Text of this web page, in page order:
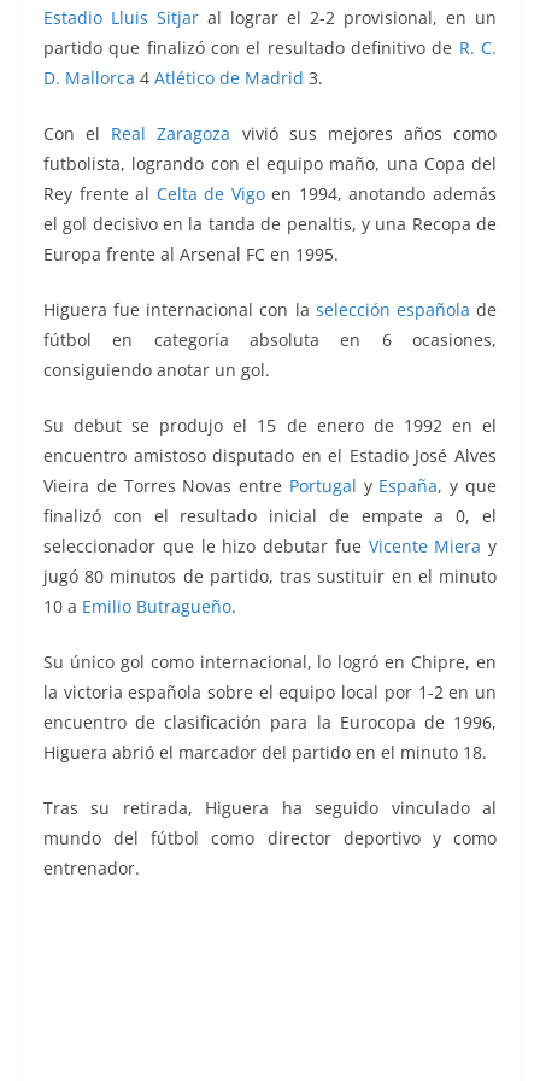
Estadio Lluis Sitjar al lograr el 2-2 provisional, en un
partido que finalizó con el resultado definitivo de R. C.
D. Mallorca 4 Atlético de Madrid 3.
Con el Real Zaragoza vivió sus mejores años como
futbolista, logrando con el equipo maño, una Copa del
Rey frente al Celta de Vigoen 1994, anotando además
el gol decisivo en la tanda de penaltis, y una Recopa de
Europa frente al Arsenal FC en 1995.
Higuera fue internacional con la selección española de
fútbol en categoría absoluta en 6 ocasiones,
consiguiendo anotar un gol.
Su debut se produjo el 15 de enero de 1992 en el
encuentro amistoso disputado en el Estadio José Alves
Vieira de Torres Novas entre Portugal y España, y que
finalizó con el resultado inicial de empate a 0, el
seleccionador que le hizo debutar fue Vicente Miera y
jugó 80 minutos de partido, tras sustituir en el minuto
10 a Emilio Butragueño.
Su único gol como internacional, lo logró en Chipre, en
la victoria española sobre el equipo local por 1-2 en un
encuentro de clasificación para la Eurocopa de 1996,
Higuera abrió el marcador del partido en el minuto 18.
Tras su retirada, Higuera ha seguido vinculado al
mundo del fútbol como director deportivo y como
entrenador.